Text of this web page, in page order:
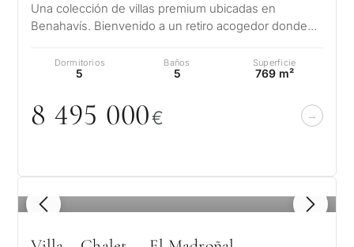
Una colección de villas premium ubicadas en
Benahavís. Bienvenido a un retiro acogedor donde
Dormitorios
5
Baños
5
Superficie
769 m²
8 495 000€
1 / 8